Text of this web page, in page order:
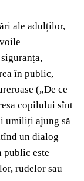
ale adulților,
în public,
(„De ce
copilului sînt
umiliți ajung să
un dialog
este
rudelor sau